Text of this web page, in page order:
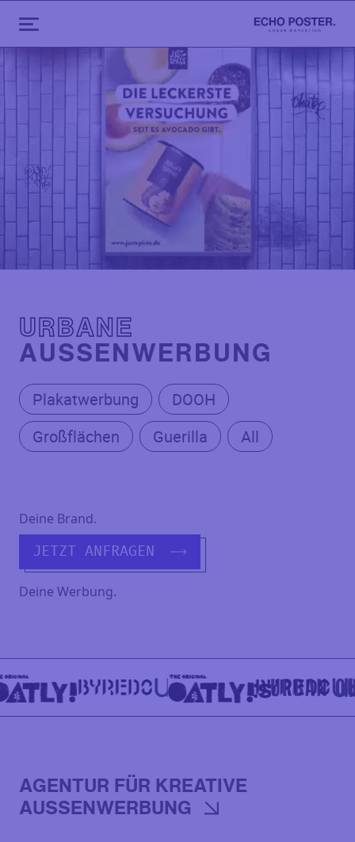
URBANE
AUSSENWERBUNG
Plakatwerbung
DOOH
Großflächen
Guerilla All
Deine Brand.
JETZT ANFRAGEN
Deine Werbung.
AGENTUR FÜR KREATIVE
AUSSENWERBUNG